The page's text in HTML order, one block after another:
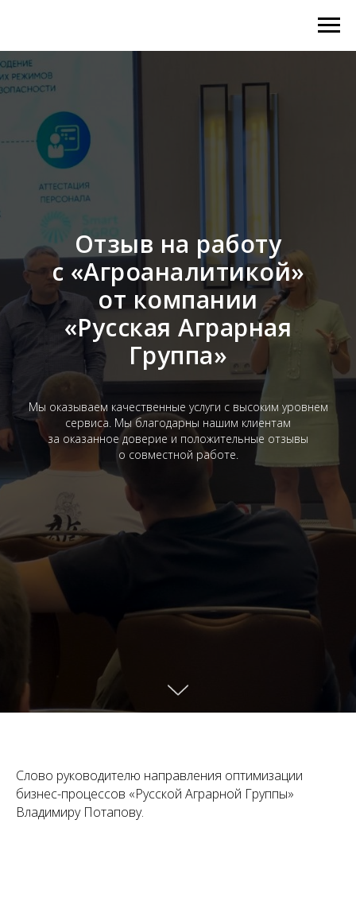
Отзыв на работу
с «Агроаналитикой»
от компании
«Русская Аграрная
Группа»
Мы оказываем качественные услуги с высоким уровнем
сервиса. Мы благодарны нашим клиентам
за оказанное доверие и положительные отзывы
о совместной работе.
Слово руководителю направления оптимизации
бизнес-процессов «Русской Аграрной Группы»
Владимиру Потапову.